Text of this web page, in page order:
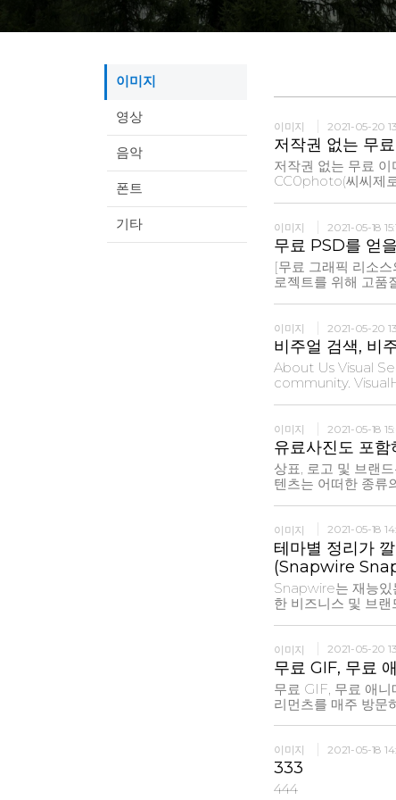
이미지
영상
음악
폰트
기타
이미지 2021-05-20
저작권 없는 무
저작권 없는 무료
CC0photo(씨씨제
징입니다.
이미지 2021-05-18
무료 PSD를 얻
[무료 그래픽 리소
로젝트를 위해 고품
진, 아이콘
이미지 2021-05-20
비주얼 검색, 비
About Us Visual
community.
provide the most
content and write
이미지 2021-05-18
유료사진도 포
상표, 로고 및 브랜드는 해당
텐츠는 어떠한 종류
또
이미지 2021-05-18
테마별 정리가
(Snapwire
Snapwire는 재능있
한 비즈니스 및 브
면서 수익을 얻
이미지 2021-05-20
무료 GIF, 무료
무료 GIF, 무료 애
리먼츠를 매주 방문하여 무
용할 수있는
이미지 2021-05-18
333
444